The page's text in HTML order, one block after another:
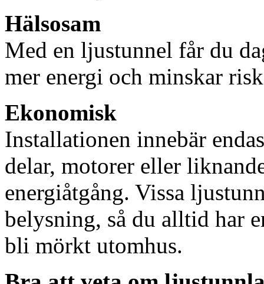
Hälsosam
Med en ljustunnel får du
mer energi och minskar
Ekonomisk
Installationen innebär
delar, motorer eller
energiåtgång. Vissa
belysning, så du alltid har
bli mörkt utomhus.